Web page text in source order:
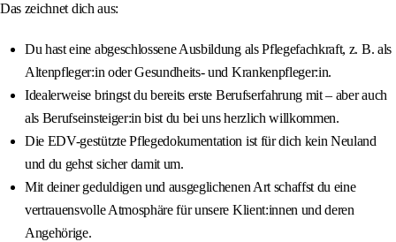
Das zeichnet dich aus:
Du hast eine abgeschlossene Ausbildung als Pflegefachkraft, z. B. als
Altenpfleger:in oder Gesundheits- und Krankenpfleger:in.
Idealerweise bringst du bereits erste Berufserfahrung mit – aber auch
als Berufseinsteiger:in bist du bei uns herzlich willkommen.
Die EDV-gestützte Pflegedokumentation ist für dich kein Neuland
und du gehst sicher damit um.
Mit deiner geduldigen und ausgeglichenen Art schaffst du eine
vertrauensvolle Atmosphäre für unsere Klient:innen und deren
Angehörige.